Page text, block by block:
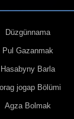
Düzgünnama
Pul Gazanmak
Hasabyny Barla
jogap Bölümi
Agza Bolmak